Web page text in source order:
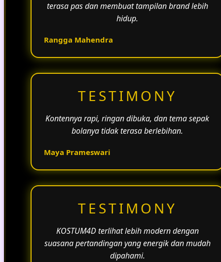
terasa pas dan membuat tampilan brand lebih
hidup.
Rangga Mahendra
TESTIMONY
Kontennya rapi, ringan dibuka, dan tema sepak
bolanya tidak terasa berlebihan.
Maya Prameswari
TESTIMONY
KOSTUM4D terlihat lebih modern dengan
suasana pertandingan yang energik dan mudah
dipahami.